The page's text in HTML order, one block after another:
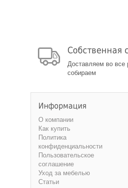
Собственная
Доставляем во
собираем
Информация
О компании
Как купить
Политика
конфиденциальности
Пользовательское
соглашение
Уход за мебелью
Статьи